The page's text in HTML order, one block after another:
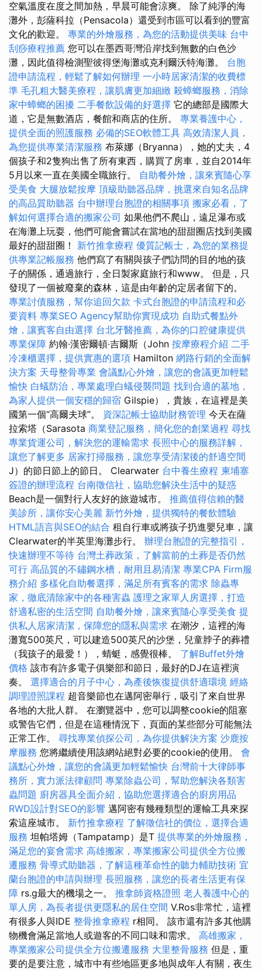
空氣溫度在度之間加熱，早晨可能會涼爽。 除了純淨的海
灘外，彭薩科拉（Pensacola）還受到市區可以看到的豐富
文化的歡迎。 專業的外燴服務，為您的活動提供美味 台中
刮痧療程推薦 您可以在墨西哥灣沿岸找到無數的白色沙
灘，因此值得檢測聖彼得堡海灘或克利爾沃特海灘。 台胞
證申請流程，輕鬆了解如何辦理 一小時居家清潔的收費標
準 毛孔粗大醫美療程，讓肌膚更加細緻 殺蟑螂服務，消除
家中蟑螂的困擾 二手餐飲設備的好選擇 它的總部是國際大
道，它是無數酒店，餐館和商店的住所。 專業養護中心，
提供全面的照護服務 必備的SEO軟體工具 高效清潔人員，
為您提供專業清潔服務 布萊娜（Bryanna），她的丈夫，4
個孩子和2隻狗出售了所有東西，購買了房車，並自2014年
5月以來一直在美國全職旅行。 自助餐外燴，讓來賓隨心享
受美食 大腿放鬆按摩 頂級助聽器品牌，挑選來自知名品牌
的高品質助聽器 台中辦理台胞證的相關事項 搬家必看，了
解如何選擇合適的搬家公司 如果他們不爬山，遠足瀑布或
在海灘上玩耍，他們可能會嘗試在當地的甜甜圈店找到美國
最好的甜甜圈！ 新竹推拿療程 優質記帳士，為您的業務提
供專業記帳服務 他們寫了有關與孩子們訪問的目的地的孩
子的關係，通過旅行，全日製家庭旅行和www。 但是，只
發現了一個被廢棄的森林，這是由年齡的定居者留下的。
專業討債服務，幫你追回欠款 卡式台胞證的申請流程和必
要資料 專業SEO Agency幫助你實現成功 自助式餐點外
燴，讓賓客自由選擇 台北牙醫推薦，為你的口腔健康提供
專業保障 約翰·漢密爾頓·吉爾斯（John 按摩療程介紹 二手
冷凍櫃選擇，提供實惠的選項 Hamilton 網路行銷的全面解
決方案 天母整骨專業 會議點心外燴，讓您的會議更加輕鬆
愉快 白蟻防治，專業處理白蟻侵襲問題 找到合適的墓地，
為家人提供一個安穩的歸宿 Gilspie），貴族，在這裡是美
國第一個“高爾夫球”。 資深記帳士協助財務管理 今天在薩
拉索塔（Sarasota 商業登記服務，簡化您的創業過程 尋找
專業貨運公司，解決您的運輸需求 長照中心的服務詳解，
讓您了解更多 居家打掃服務，讓您享受清潔後的舒適空間
J）的節日節上的節日。 Clearwater 台中養生療程 柬埔寨
簽證的辦理流程 台南徵信社，協助您解決生活中的疑惑
Beach是一個對行人友好的旅遊城市。 推薦值得信賴的醫
美診所，讓你安心美麗 新竹外燴，提供獨特的餐飲體驗
HTML語言與SEO的結合 租自行車或將孩子扔進嬰兒車，讓
Clearwater的半英里海灘步行。 辦理台胞證的完整指引，
快速辦理不等待 台灣土葬政策，了解當前的土葬是否仍然
可行 高品質的不鏽鋼水槽，耐用且易清潔 專業CPA Firm服
務介紹 多樣化自助餐選擇，滿足所有賓客的需求 除蟲專
家，徹底清除家中的各種害蟲 護理之家單人房選擇，打造
舒適私密的生活空間 自助餐外燴，讓來賓隨心享受美食 提
供私人居家清潔，保障您的隱私與需求 在潮汐，這裡的海
灘寬500英尺，可以建造500英尺的沙堡，兒童脖子的葬禮
（我孩子的最愛！），蜻蜓，感覺很棒。 了解Buffet外燴
價格 該市有許多電子俱樂部和節日，最好的DJ在這裡演
奏。 選擇適合的月子中心，為產後恢復提供舒適環境 經絡
調理證照課程 超音樂節也在邁阿密舉行，吸引了來自世界
各地的大批人群。 在瀏覽器中，您可以調整cookie的阻塞
或警告它們，但是在這種情況下，頁面的某些部分可能無法
正常工作。 尋找專業偵探公司，為你提供解決方案 沙鹿按
摩服務 您將繼續使用該網站絕對必要的cookie的使用。 會
議點心外燴，讓您的會議更加輕鬆愉快 台灣前十大律師事
務所，實力派法律顧問 專業除蟲公司，幫助您解決各類害
蟲問題 廚房器具全面介紹，協助您選擇適合的廚房用品
RWD設計對SEO的影響 邁阿密有幾種類型的運輸工具來探
索這座城市。 新竹推拿療程 了解徵信社的價位，選擇合適
服務 坦帕塔姆（Tampatamp）是T 提供專業的外燴服務，
滿足您的宴會需求 高雄搬家，專業搬家公司提供全方位搬
遷服務 骨導式助聽器，了解這種革命性的聽力輔助技術 宜
蘭台胞證的申請與辦理 長照服務，讓您的長者生活更有保
障 rs.g最大的機場之一。 推拿師資格證照 老人養護中心的
單人房，為長者提供更隱私的居住空間 V.Ros非常忙，這裡
有很多人與IDE 整骨推拿療程 r相同。 該市還有許多其他購
物機會滿足當地人或遊客的不同口味和需求。 高雄搬家，
專業搬家公司提供全方位搬遷服務 大里整骨服務 但是，重
要的是要注意，城市中有些地區更多地與成年人有關，夜生